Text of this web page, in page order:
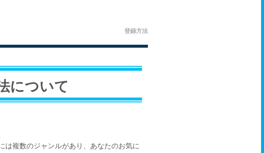
登録方法
について
複数のジャンルがあり、あなたのお気に